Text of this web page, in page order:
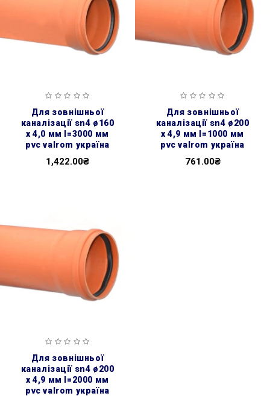
для зовнішньої
каналізації sn4 ø160
x 4,0 мм l=3000 мм
pvc valrom україна
1,422.00₴
для зовнішньої
каналізації sn4 ø200
x 4,9 мм l=1000 мм
pvc valrom україна
761.00₴
для зовнішньої
каналізації sn4 ø200
x 4,9 мм l=2000 мм
pvc valrom україна